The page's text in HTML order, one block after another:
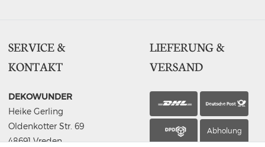
SERVICE &
KONTAKT
DEKOWUNDER
Heike Gerling
Oldenkotter Str. 69
48691 Vreden
LIEFERUNG &
VERSAND
Abholung